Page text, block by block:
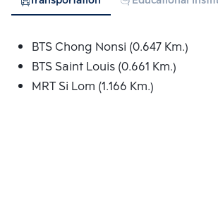
BTS Chong Nonsi (0.647 Km.)
BTS Saint Louis (0.661 Km.)
MRT Si Lom (1.166 Km.)